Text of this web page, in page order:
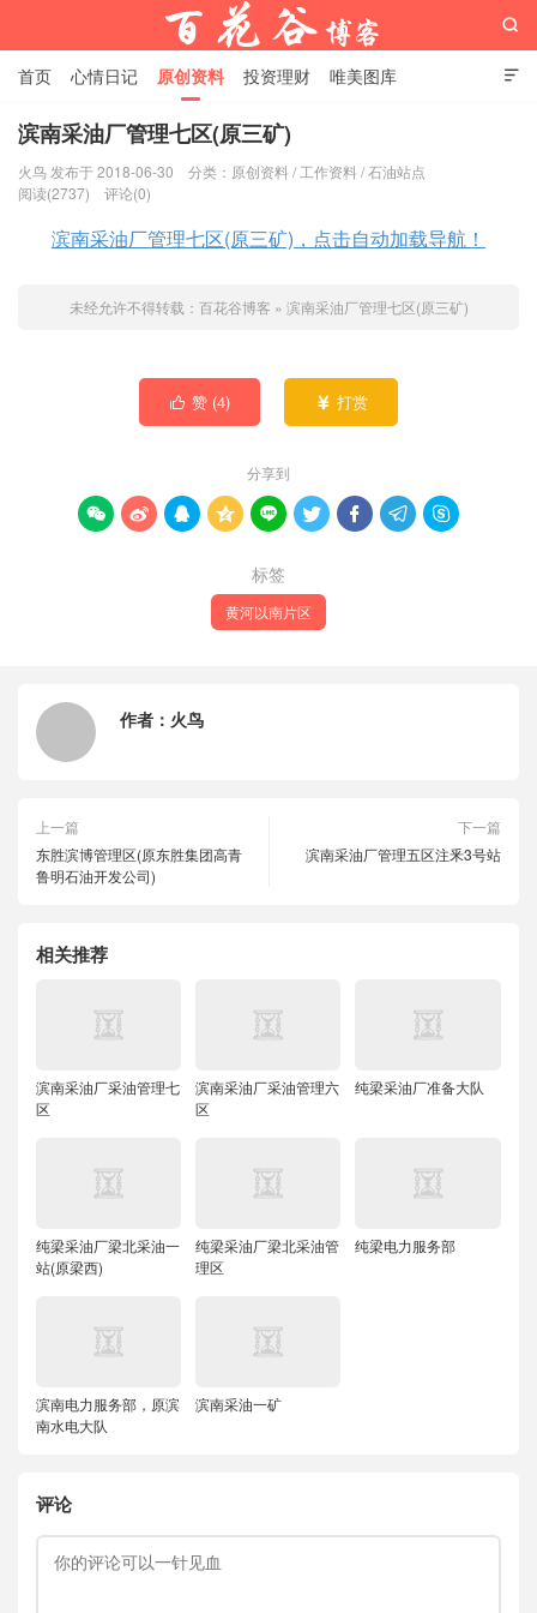

首页 心情日记 原创资料 投资理财 唯美图库
影音视频 工作照片 Python代码

滨南采油厂管理七区(原三矿)
火鸟 发布于 2018-06-30 分类： 原创资料 / 工作资料 /石油站点
阅读(2737)
评论(0)
滨南采油厂管理七区(原三矿)，点击自动加载导航！
未经允许不得转载： 百花谷博客 » 滨南采油厂管理七区(原三矿)
 赞 (4)  打赏
分享到
        
标签
黄河以南片区
作者： 火鸟
上一篇
东胜滨博管理区(原东胜集团高青
鲁明石油开发公司)
下一篇
滨南采油厂管理五区注釆3号站
相关推荐
滨南采油厂采油管理七
区
滨南采油厂采油管理六
区
纯梁采油厂准备大队
纯梁采油厂梁北采油一
站(原梁西)
纯梁采油厂梁北采油管
理区
纯梁电力服务部
滨南电力服务部，原滨
南水电大队
滨南采油一矿
评论